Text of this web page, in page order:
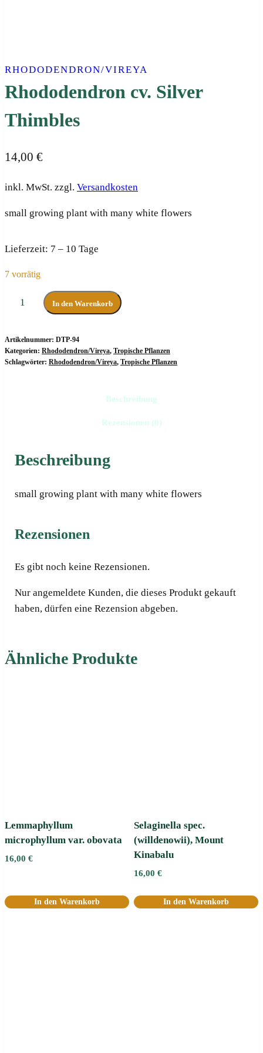
RHODODENDRON/VIREYA
Rhododendron cv. Silver
Thimbles
14,00 €
inkl. MwSt. zzgl. Versandkosten
small growing plant with many white flowers
Lieferzeit: 7 – 10 Tage
7 vorrätig
Rhododendron
Thimbles
Menge
In den Warenkorb
Artikelnummer: DTP-94
Kategorien: Rhododendron/Vireya, Tropische Pflanzen
Schlagwörter: Rhododendron/Vireya, Tropische Pflanzen
Beschreibung
Rezensionen (0)
Beschreibung
small growing plant with many white flowers
Rezensionen
Es gibt noch keine Rezensionen.
Nur angemeldete Kunden, die dieses Produkt gekauft
haben, dürfen eine Rezension abgeben.
Ähnliche Produkte
Lemmaphyllum
microphyllum var. obovata
16,00 €
In den Warenkorb
Selaginella spec.
(willdenowii), Mount
Kinabalu
16,00 €
In den Warenkorb